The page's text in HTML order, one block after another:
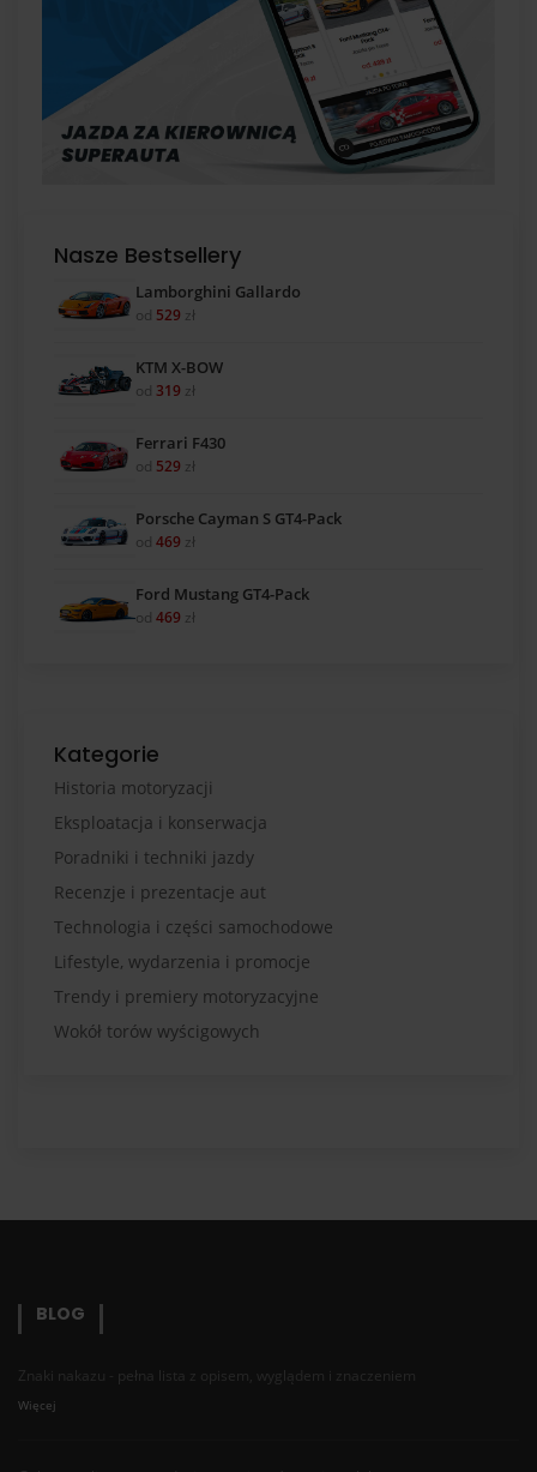
Nasze Bestsellery
Lamborghini Gallardo
od 529 zł
KTM X-BOW
od 319 zł
Ferrari F430
od 529 zł
Porsche Cayman S GT4-Pack
od 469 zł
Ford Mustang GT4-Pack
od 469 zł
Kategorie
Historia motoryzacji
Eksploatacja i konserwacja
Poradniki i techniki jazdy
Recenzje i prezentacje aut
Technologia i części samochodowe
Lifestyle, wydarzenia i promocje
Trendy i premiery motoryzacyjne
Wokół torów wyścigowych
BLOG
Znaki nakazu - pełna lista z opisem, wyglądem i znaczeniem
Więcej